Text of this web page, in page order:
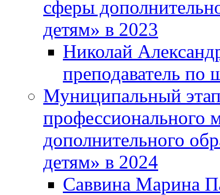
сферы
детям» в 2023
Николай
преподаватель по
Муниципальный
профессионального
дополнительного
детям» в 2024
Саввина Марина